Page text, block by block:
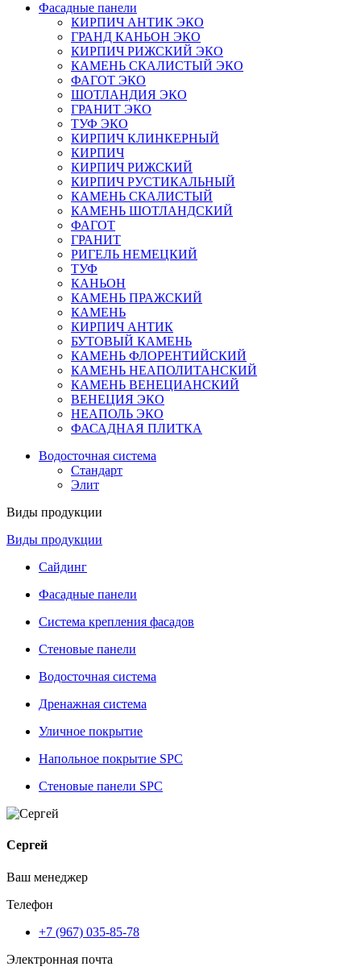
Фасадные панели
КИРПИЧ АНТИК ЭКО
ГРАНД КАНЬОН ЭКО
КИРПИЧ РИЖСКИЙ ЭКО
КАМЕНЬ СКАЛИСТЫЙ ЭКО
ФАГОТ ЭКО
ШОТЛАНДИЯ ЭКО
ГРАНИТ ЭКО
ТУФ ЭКО
КИРПИЧ КЛИНКЕРНЫЙ
КИРПИЧ
КИРПИЧ РИЖСКИЙ
КИРПИЧ РУСТИКАЛЬНЫЙ
КАМЕНЬ СКАЛИСТЫЙ
КАМЕНЬ ШОТЛАНДСКИЙ
ФАГОТ
ГРАНИТ
РИГЕЛЬ НЕМЕЦКИЙ
ТУФ
КАНЬОН
КАМЕНЬ ПРАЖСКИЙ
КАМЕНЬ
КИРПИЧ АНТИК
БУТОВЫЙ КАМЕНЬ
КАМЕНЬ ФЛОРЕНТИЙСКИЙ
КАМЕНЬ НЕАПОЛИТАНСКИЙ
КАМЕНЬ ВЕНЕЦИАНСКИЙ
ВЕНЕЦИЯ ЭКО
НЕАПОЛЬ ЭКО
ФАСАДНАЯ ПЛИТКА
Водосточная система
Стандарт
Элит
Виды продукции
Виды продукции
Сайдинг
Фасадные панели
Система крепления фасадов
Стеновые панели
Водосточная система
Дренажная система
Уличное покрытие
Напольное покрытие SPC
Стеновые панели SPC
Сергей
Ваш менеджер
Телефон
+7 (967) 035-85-78
Электронная почта